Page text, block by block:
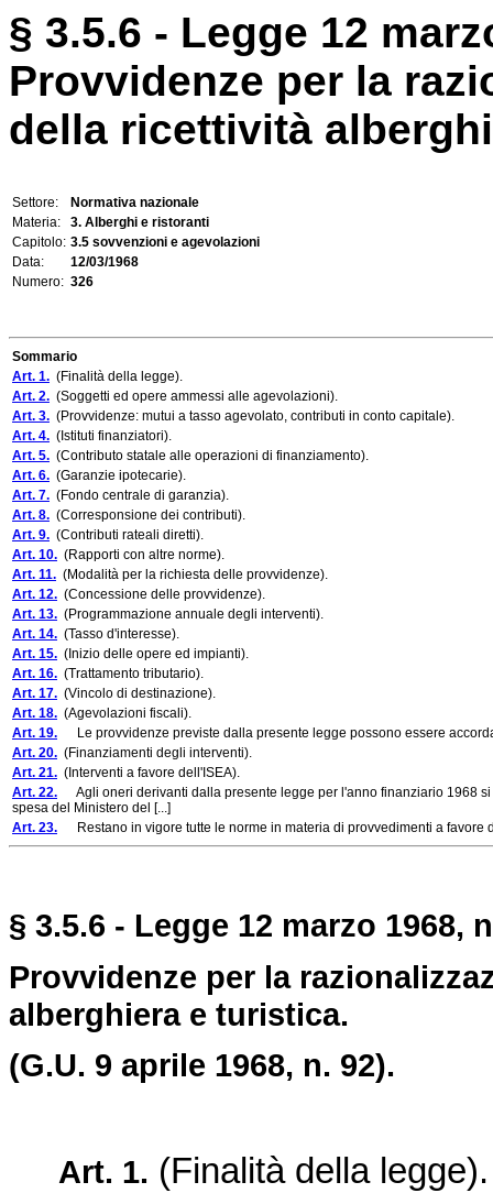
§ 3.5.6 - Legge 12
Provvidenze per la
della ricettività
Settore:
Normativa nazionale
Materia:
3. Alberghi e ristoranti
Capitolo: 3.5 sovvenzioni e agevolazioni
Data:
12/03/1968
Numero: 326
Sommario
Art. 1. (Finalità della legge).
Art. 2. (Soggetti ed opere ammessi alle agevolazioni).
Art. 3. (Provvidenze: mutui a tasso agevolato, contributi in conto capitale).
Art. 4. (Istituti finanziatori).
Art. 5. (Contributo statale alle operazioni di finanziamento).
Art. 6. (Garanzie ipotecarie).
Art. 7. (Fondo centrale di garanzia).
Art. 8. (Corresponsione dei contributi).
Art. 9. (Contributi rateali diretti).
Art. 10. (Rapporti con altre norme).
Art. 11. (Modalità per la richiesta delle provvidenze).
Art. 12. (Concessione delle provvidenze).
Art. 13. (Programmazione annuale degli interventi).
Art. 14. (Tasso d'interesse).
Art. 15. (Inizio delle opere ed impianti).
Art. 16. (Trattamento tributario).
Art. 17. (Vincolo di destinazione).
Art. 18. (Agevolazioni fiscali).
Art. 19. Le provvidenze previste dalla presente legge possono essere
Art. 20. (Finanziamenti degli interventi).
Art. 21. (Interventi a favore dell'ISEA).
Art. 22. Agli oneri derivanti dalla presente legge per l'anno finanziario 1968
spesa del Ministero del [...]
Art. 23. Restano in vigore tutte le norme in materia di provvedimenti a favore
§ 3.5.6 - Legge 12 marzo 1968,
Provvidenze per la
alberghiera e turistica.
(G.U. 9 aprile 1968, n. 92).
Art. 1. (Finalità della legge).